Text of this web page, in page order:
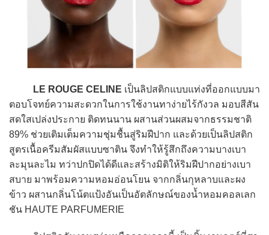
LE ROUGE CELINE เป็นลิปสติกแบบแท่งที่ออกแบบมา
ตอบโจทย์ความสะดวกในการใช้งานทาง่ายไร้กังวล มอบสีสัน
สดใสเปล่งประกาย ติดทนนาน ผสานส่วนผสมจากธรรมชาติ
89% ช่วยเติมเต็มความชุ่มชื้นสู่ริมฝีปาก และด้วยเป็นลิปสติก
สูตรเนื้อครีมสัมผัสแบบซาติน จึงทำให้รู้สึกถึงความบางเบา
ละมุนละไม ทว่าปกปิดได้ดีและสร้างมิติให้ริมฝีปากอย่างเบา
สบาย มาพร้อมความหอมอ่อนโยน จากกลิ่นกุหลาบและผง
ข้าว ผสานกลิ่นโน้ตแป้งอันเป็นอัตลักษณ์ของน้ำหอมคอลเลก
ชัน HAUTE PARFUMERIE